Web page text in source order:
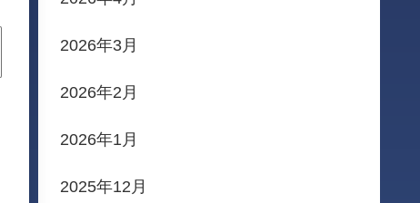
2026年3月
2026年2月
2026年1月
2025年12月